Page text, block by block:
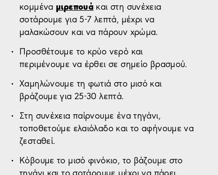
κομμέναμιρεπουά και στη συνέχεια
σοτάρουμε για 5-7 λεπτά, μέχρι να
μαλακώσουν και να πάρουν χρώμα.
Προσθέτουμε το κρύο νερό και
περιμένουμε να έρθει σε σημείο βρασμού.
Χαμηλώνουμε τη φωτιά στο μισό και
βράζουμε για 25-30 λεπτά.
Στη συνέχεια παίρνουμε ένα τηγάνι,
τοποθετούμε ελαιόλαδο και το αφήνουμε να
ζεσταθεί.
Κόβουμε το μισό φινόκιο, το βάζουμε στο